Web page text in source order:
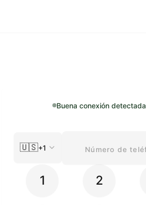
Buena conexión detectada
🇺🇸+1
1 2